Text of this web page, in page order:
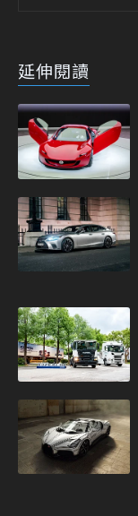
延伸閱讀